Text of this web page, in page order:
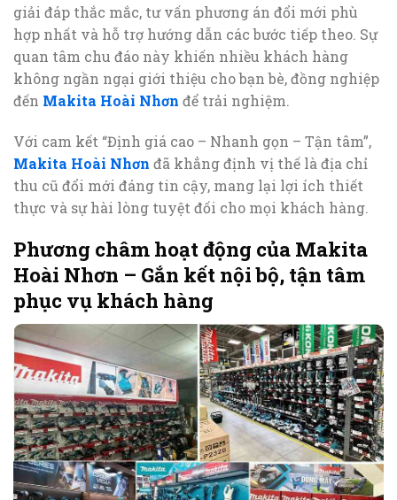
giải đáp thắc mắc, tư vấn phương án đổi mới phù
hợp nhất và hỗ trợ hướng dẫn các bước tiếp theo. Sự
quan tâm chu đáo này khiến nhiều khách hàng
không ngần ngại giới thiệu cho bạn bè, đồng nghiệp
đến Makita Hoài Nhơn để trải nghiệm.
Với cam kết “Định giá cao – Nhanh gọn – Tận tâm”,
Makita Hoài Nhơn đã khẳng định vị thế là địa chỉ
thu cũ đổi mới đáng tin cậy, mang lại lợi ích thiết
thực và sự hài lòng tuyệt đối cho mọi khách hàng.
Phương châm hoạt động của Makita
Hoài Nhơn – Gắn kết nội bộ, tận tâm
phục vụ khách hàng